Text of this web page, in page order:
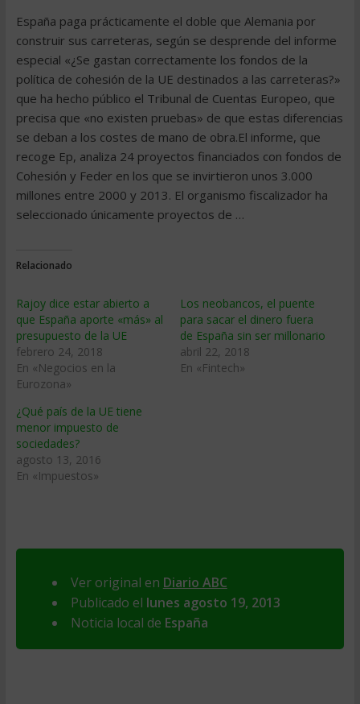
España paga prácticamente el doble que Alemania por
construir sus carreteras, según se desprende del informe
especial «¿Se gastan correctamente los fondos de la
política de cohesión de la UE destinados a las carreteras?»
que ha hecho público el Tribunal de Cuentas Europeo, que
precisa que «no existen pruebas» de que estas diferencias
se deban a los costes de mano de obra.El informe, que
recoge Ep, analiza 24 proyectos financiados con fondos de
Cohesión y Feder en los que se invirtieron unos 3.000
millones entre 2000 y 2013. El organismo fiscalizador ha
seleccionado únicamente proyectos de …
Relacionado
Rajoy dice estar abierto a
que España aporte «más» al
presupuesto de la UE
febrero 24, 2018
En «Negocios en la
Eurozona»
Los neobancos, el puente
para sacar el dinero fuera
de España sin ser millonario
abril 22, 2018
En «Fintech»
¿Qué país de la UE tiene
menor impuesto de
sociedades?
agosto 13, 2016
En «Impuestos»
Ver original en Diario ABC
Publicado el lunes agosto 19, 2013
Noticia local de España